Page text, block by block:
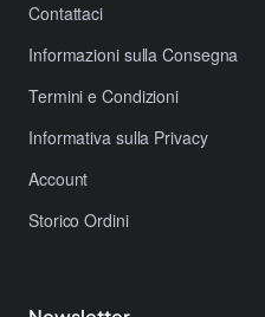
Contattaci
​Informazioni sulla Consegna
​Termini e Condizioni
​Informativa sulla Privacy
Account
Storico Ordini